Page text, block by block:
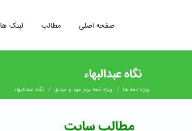
رفتن
لینک ها مطالب صفحه اصلی
نگاه عبدالبهاء
ویژه نامه ها / ویژه نامه یوم عهد و میثاق / نگاه عبدالبهاء
مطالب سایت